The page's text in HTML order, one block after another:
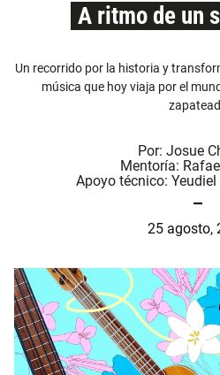
A ritmo de un
Un recorrido por la historia y
música que hoy viaja por el
Por: Josue
Mentoría:
Apoyo técnico:
25 agosto,